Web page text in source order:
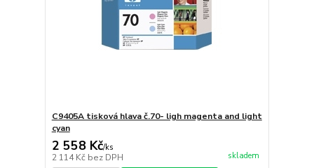
C9405A tisková hlava č.70- ligh magenta and light
cyan
2 558 Kč/ks
2 114 Kč bez DPH skladem